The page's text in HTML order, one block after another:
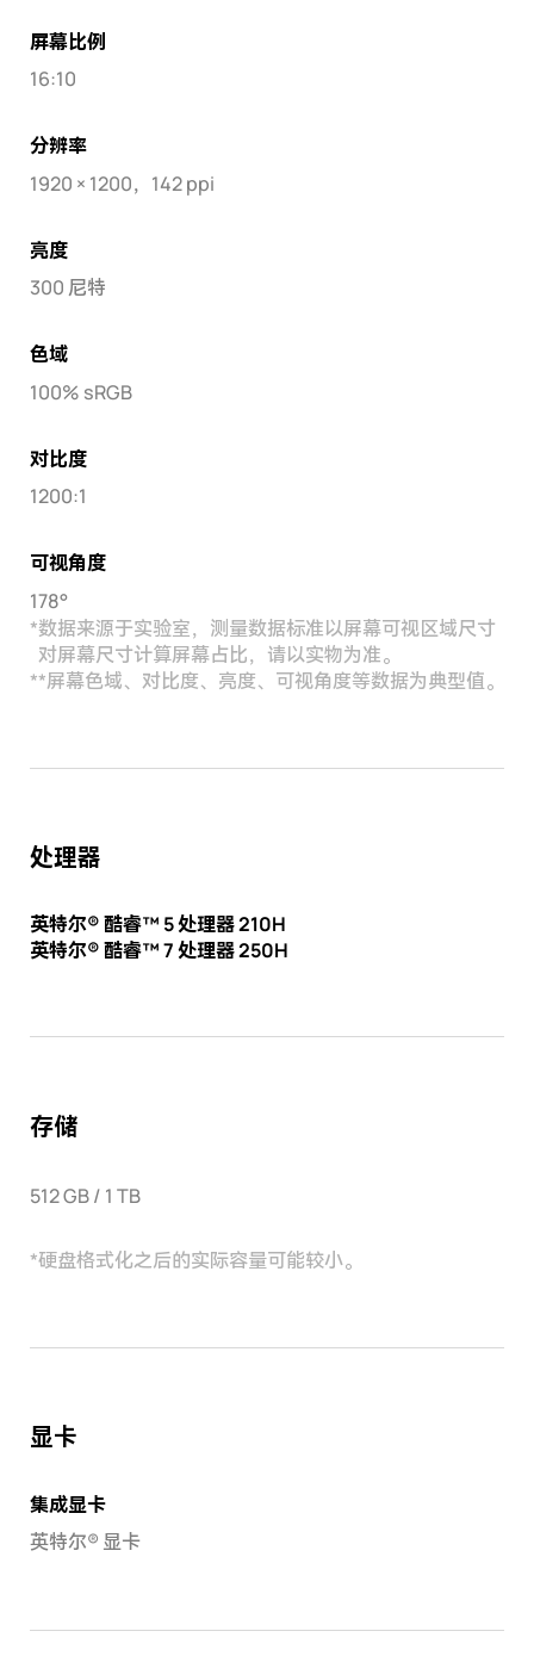
屏幕比例
16:10
分辨率
1920 × 1200，142 ppi
亮度
300 尼特
色域
100% sRGB
对比度
1200:1
可视角度
178°
*数据来源于实验室，测量数据标准以屏幕可视区域尺寸
对屏幕尺寸计算屏幕占比，请以实物为准。
**屏幕色域、对比度、亮度、可视角度等数据为典型值。
处理器
英特尔® 酷睿™ 5 处理器 210H
英特尔® 酷睿™ 7 处理器 250H
存储
512 GB / 1 TB
*硬盘格式化之后的实际容量可能较小。
显卡
集成显卡
英特尔® 显卡